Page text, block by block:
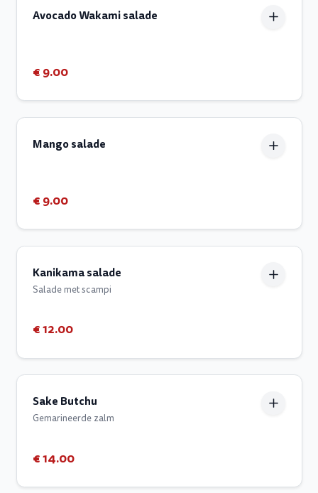
Avocado Wakami salade
€ 9.00
Mango salade
€ 9.00
Kanikama salade
Salade met scampi
€ 12.00
Sake Butchu
Gemarineerde zalm
€ 14.00